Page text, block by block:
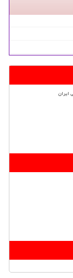
ایران